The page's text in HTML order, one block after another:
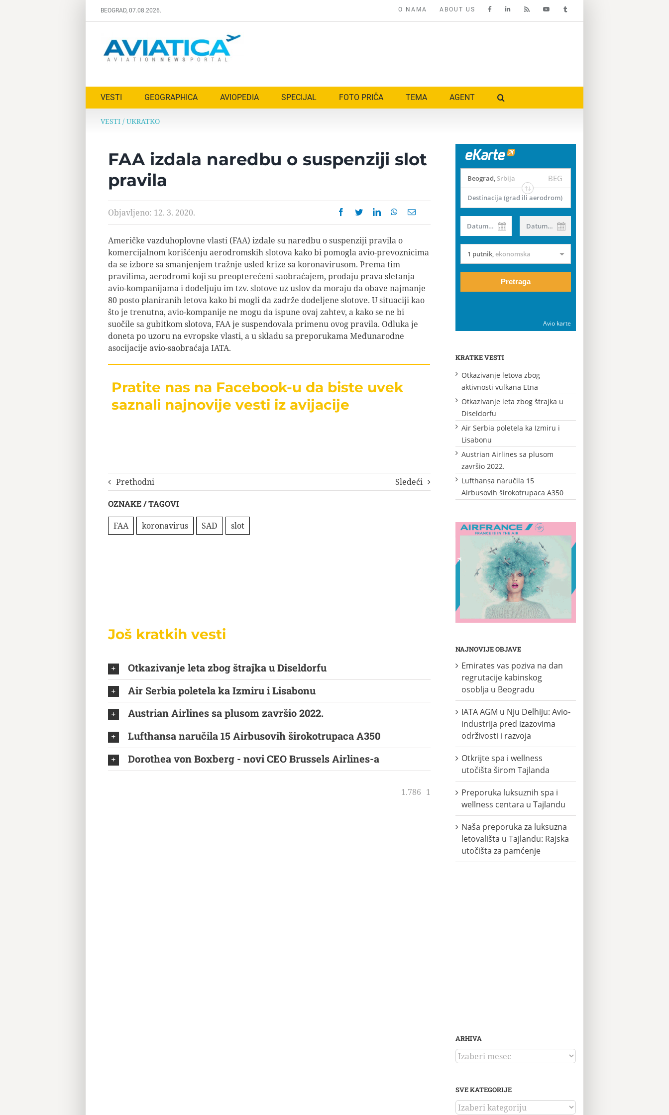
BEOGRAD, 07.08.2026. O NAMA ABOUT US
VESTI GEOGRAPHICA AVIOPEDIA SPECIJAL FOTO PRIČA TEMA AGENT
VESTI/ UKRATKO
FAA izdala naredbu o suspenziji slot
pravila
Objavljeno: 12. 3. 2020.
Američke vazduhoplovne vlasti (FAA) izdale su naredbu o suspenziji pravila o
komercijalnom korišćenju aerodromskih slotova kako bi pomogla avio-prevoznicima
da se izbore sa smanjenjem tražnje usled krize sa koronavirusom. Prema tim
pravilima, aerodromi koji su preopterećeni saobraćajem, prodaju prava sletanja
avio-kompanijama i dodeljuju im tzv. slotove uz uslov da moraju da obave najmanje
80 posto planiranih letova kako bi mogli da zadrže dodeljene slotove. U situaciji kao
što je trenutna, avio-kompanije ne mogu da ispune ovaj zahtev, a kako se ne bi
suočile sa gubitkom slotova, FAA je suspendovala primenu ovog pravila. Odluka je
doneta po uzoru na evropske vlasti, a u skladu sa preporukama Međunarodne
asocijacije avio-saobraćaja IATA.
Pratite nas na Facebook-u da biste uvek
saznali najnovije vesti iz avijacije
Prethodni Sledeći
OZNAKE / TAGOVI
FAA koronavirus SAD slot
Još kratkih vesti
Otkazivanje leta zbog štrajka u Diseldorfu
Air Serbia poletela ka Izmiru i Lisabonu
Austrian Airlines sa plusom završio 2022.
Lufthansa naručila 15 Airbusovih širokotrupaca A350
Dorothea von Boxberg - novi CEO Brussels Airlines-a
1.786 1
Beograd, Srbija BEG
Destinacija (grad ili aerodrom)
Datum od Datum do
1 putnik,ekonomska
Pretraga
Avio karte
KRATKE VESTI
Otkazivanje letova zbog
aktivnosti vulkana Etna
Otkazivanje leta zbog štrajka u
Diseldorfu
Air Serbia poletela ka Izmiru i
Lisabonu
Austrian Airlines sa plusom
završio 2022.
Lufthansa naručila 15
Airbusovih širokotrupaca A350
NAJNOVIJE OBJAVE
Emirates vas poziva na dan
regrutacije kabinskog
osoblja u Beogradu
IATA AGM u Nju Delhiju: Avio-
industrija pred izazovima
održivosti i razvoja
Otkrijte spa i wellness
utočišta širom Tajlanda
Preporuka luksuznih spa i
wellness centara u Tajlandu
Naša preporuka za luksuzna
letovališta u Tajlandu: Rajska
utočišta za pamćenje
ARHIVA
ARHIVA
SVE KATEGORIJE
SVE